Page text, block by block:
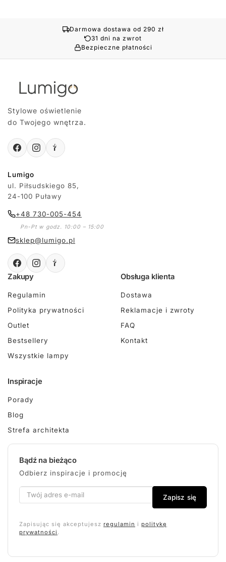
Darmowa dostawa od 290 zł
31 dni na zwrot
Bezpieczne płatności
Stylowe oświetlenie
do Twojego wnętrza.
Lumigo
ul. Piłsudskiego 85,
24-100 Puławy
+48 730-005-454
Pn-Pt w godz. 10:00 – 15:00
sklep@lumigo.pl
Zakupy
Regulamin
Polityka prywatności
Outlet
Bestsellery
Wszystkie lampy
Obsługa klienta
Dostawa
Reklamacje i zwroty
FAQ
Kontakt
Inspiracje
Porady
Blog
Strefa architekta
Bądź na bieżąco
Odbierz inspiracje i promocję
Zapisz się
Zapisując się akceptujesz regulamin i politykę
prywatności .